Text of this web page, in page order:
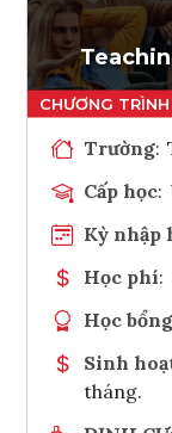
Trường:
Cấp học:
Kỳ nhập
Học phí:
Học bổng
Sinh
tháng.